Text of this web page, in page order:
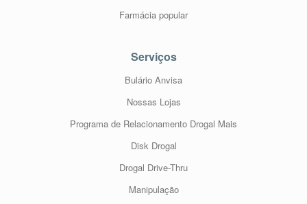
Farmácia popular
Serviços
Bulário Anvisa
Nossas Lojas
Programa de Relacionamento Drogal Mais
Disk Drogal
Drogal Drive-Thru
Manipulação